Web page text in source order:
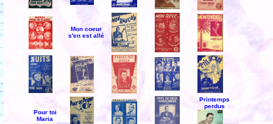
Mon coeur
s'en est allé
Pour toi
Maria
Printemps
perdus